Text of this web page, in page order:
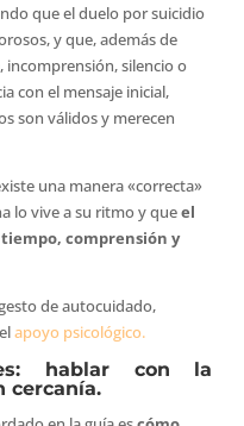
que el duelo por suicidio
y que, además de
incomprensión, silencio o
con el mensaje inicial,
son válidos y merecen
una manera «correcta»
lo vive a su ritmo y queel
comprensión y
de autocuidado,
apoyo psicológico.
hablar con la
cercanía.